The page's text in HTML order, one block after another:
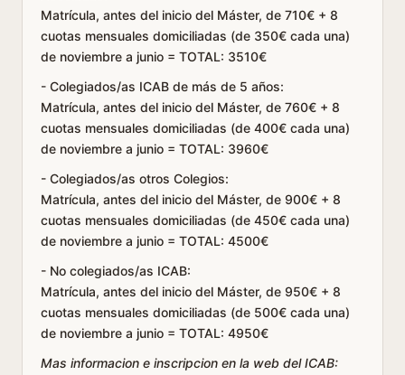
Matrícula, antes del inicio del Máster, de 710€ + 8
cuotas mensuales domiciliadas (de 350€ cada una)
de noviembre a junio = TOTAL: 3510€
- Colegiados/as ICAB de más de 5 años:
Matrícula, antes del inicio del Máster, de 760€ + 8
cuotas mensuales domiciliadas (de 400€ cada una)
de noviembre a junio = TOTAL: 3960€
- Colegiados/as otros Colegios:
Matrícula, antes del inicio del Máster, de 900€ + 8
cuotas mensuales domiciliadas (de 450€ cada una)
de noviembre a junio = TOTAL: 4500€
- No colegiados/as ICAB:
Matrícula, antes del inicio del Máster, de 950€ + 8
cuotas mensuales domiciliadas (de 500€ cada una)
de noviembre a junio = TOTAL: 4950€
Mas informacion e inscripcion en la web del ICAB: